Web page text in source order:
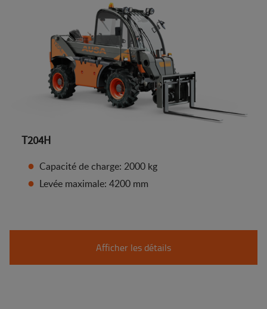
T204H
Capacité de charge: 2000 kg
Levée maximale: 4200 mm
Afficher les détails